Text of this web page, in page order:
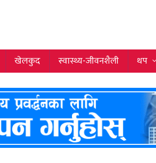
खेलकुद स्वास्थ्य-जीवनशैली थप